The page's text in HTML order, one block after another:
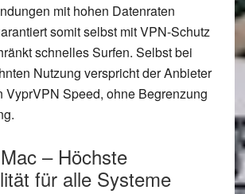
mit hohen Datenraten
somit selbst mit VPN-Schutz
schnelles Surfen. Selbst bei
Nutzung verspricht der Anbieter
VyprVPN Speed, ohne Begrenzung
– Höchste
für alle Systeme